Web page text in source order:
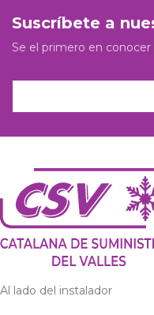
Suscríbete a
Se el primero en
Al lado del instalador